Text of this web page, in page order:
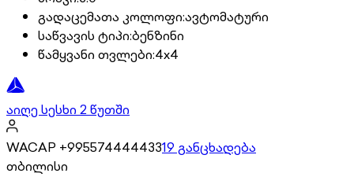
გადაცემათა კოლოფი:ავტომატური
საწვავის ტიპი:ბენზინი
წამყვანი თვლები:4x4
აიღე სესხი 2 წუთში
WACAP +99557444443319 განცხადება
თბილისი